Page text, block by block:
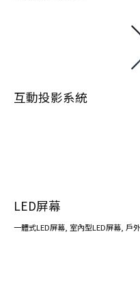
互動投影系統
LED屏幕
一體式LED屏幕, 室內型LED屏幕, 戶